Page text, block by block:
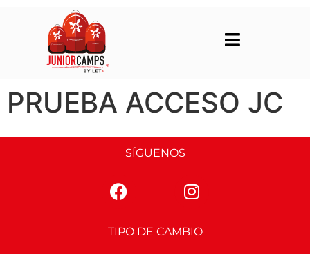
PRUEBA ACCESO JC
SÍGUENOS
TIPO DE CAMBIO